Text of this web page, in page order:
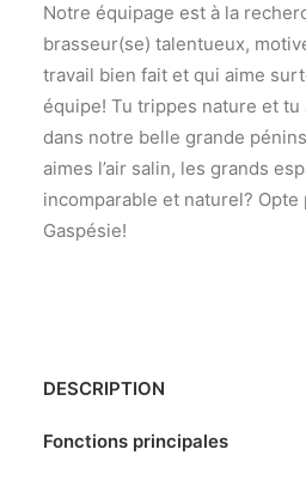
Notre équipage est à la
brasseur(se) talentueux,
travail bien fait et qui aime
équipe! Tu trippes nature et tu
dans notre belle grande
aimes l’air salin, les grands
incomparable et naturel?
Gaspésie!
DESCRIPTION
Fonctions principales